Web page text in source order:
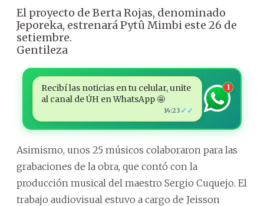
El proyecto de Berta Rojas, denominado
Jeporeka, estrenará Pytû Mimbi este 26 de
setiembre.
Gentileza
Recibí las noticias en tu celular, unite
al canal de ÚH en WhatsApp 🤩
14:23 ✓✓
1
Asimismo, unos 25 músicos colaboraron para las
grabaciones de la obra, que contó con la
producción musical del maestro Sergio Cuquejo. El
trabajo audiovisual estuvo a cargo de Jeisson